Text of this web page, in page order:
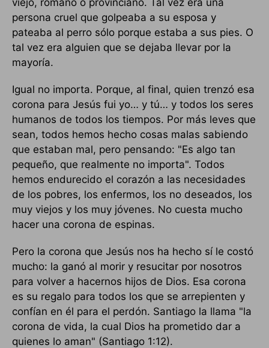
viejo, romano o provinciano. Tal vez era una
persona cruel que golpeaba a su esposa y
pateaba al perro sólo porque estaba a sus pies. O
tal vez era alguien que se dejaba llevar por la
mayoría.
Igual no importa. Porque, al final, quien trenzó esa
corona para Jesús fui yo… y tú… y todos los seres
humanos de todos los tiempos. Por más leves que
sean, todos hemos hecho cosas malas sabiendo
que estaban mal, pero pensando: "Es algo tan
pequeño, que realmente no importa". Todos
hemos endurecido el corazón a las necesidades
de los pobres, los enfermos, los no deseados, los
muy viejos y los muy jóvenes. No cuesta mucho
hacer una corona de espinas.
Pero la corona que Jesús nos ha hecho sí le costó
mucho: la ganó al morir y resucitar por nosotros
para volver a hacernos hijos de Dios. Esa corona
es su regalo para todos los que se arrepienten y
confían en él para el perdón. Santiago la llama "la
corona de vida, la cual Dios ha prometido dar a
quienes lo aman" (Santiago 1:12).